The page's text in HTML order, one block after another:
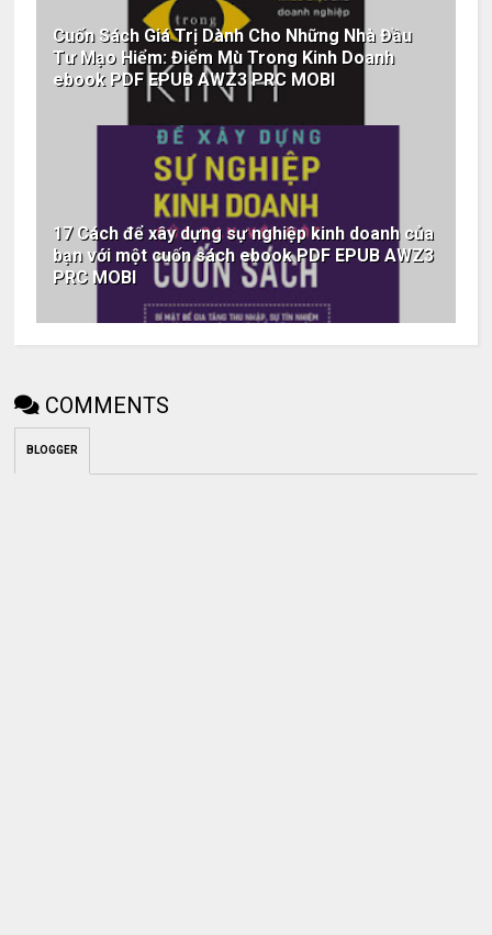
Cuốn Sách Giá Trị Dành Cho Những Nhà Đầu
Tư Mạo Hiểm: Điểm Mù Trong Kinh Doanh
ebook PDF EPUB AWZ3 PRC MOBI
17 Cách để xây dựng sự nghiệp kinh doanh của
bạn với một cuốn sách ebook PDF EPUB AWZ3
PRC MOBI
COMMENTS
BLOGGER